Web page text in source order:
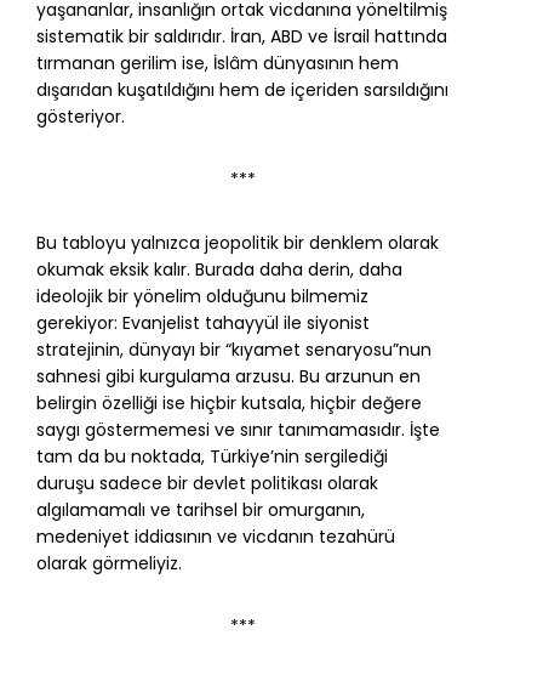
yaşananlar, insanlığın ortak vicdanına yöneltilmiş
sistematik bir saldırıdır. İran, ABD ve İsrail hattında
tırmanan gerilim ise, İslâm dünyasının hem
dışarıdan kuşatıldığını hem de içeriden sarsıldığını
gösteriyor.
***
Bu tabloyu yalnızca jeopolitik bir denklem olarak
okumak eksik kalır. Burada daha derin, daha
ideolojik bir yönelim olduğunu bilmemiz
gerekiyor: Evanjelist tahayyül ile siyonist
stratejinin, dünyayı bir “kıyamet senaryosu”nun
sahnesi gibi kurgulama arzusu. Bu arzunun en
belirgin özelliği ise hiçbir kutsala, hiçbir değere
saygı göstermemesi ve sınır tanımamasıdır. İşte
tam da bu noktada, Türkiye’nin sergilediği
duruşu sadece bir devlet politikası olarak
algılamamalı ve tarihsel bir omurganın,
medeniyet iddiasının ve vicdanın tezahürü
olarak görmeliyiz.
***